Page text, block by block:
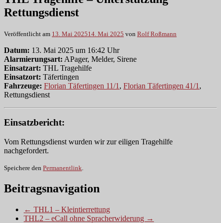
Rettungsdienst
Veröffentlicht am 13. Mai 202514. Mai 2025 von Rolf Roßmann
Datum: 13. Mai 2025 um 16:42 Uhr
Alarmierungsart: APager, Melder, Sirene
Einsatzart: THL Tragehilfe
Einsatzort: Täfertingen
Fahrzeuge: Florian Täfertingen 11/1 , Florian Täfertingen 41/1 ,
Rettungsdienst
Einsatzbericht:
Vom Rettungsdienst wurden wir zur eiligen Tragehilfe
nachgefordert.
Speichere den Permanentlink.
Beitragsnavigation
← THL1 – Kleintierrettung
THL2 – eCall ohne Spracherwiderung →